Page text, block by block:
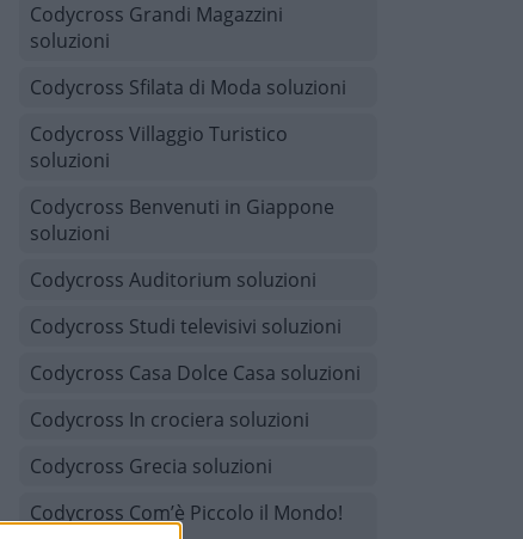
Codycross Grandi Magazzini
soluzioni
Codycross Sfilata di Moda soluzioni
Codycross Villaggio Turistico
soluzioni
Codycross Benvenuti in Giappone
soluzioni
Codycross Auditorium soluzioni
Codycross Studi televisivi soluzioni
Codycross Casa Dolce Casa soluzioni
Codycross In crociera soluzioni
Codycross Grecia soluzioni
Codycross Com’è Piccolo il Mondo!